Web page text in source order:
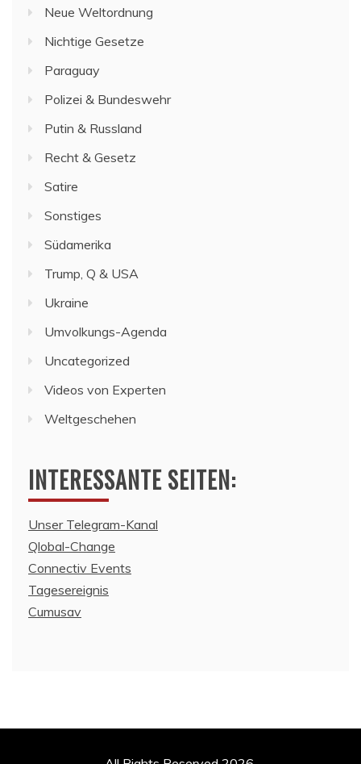
Neue Weltordnung
Nichtige Gesetze
Paraguay
Polizei & Bundeswehr
Putin & Russland
Recht & Gesetz
Satire
Sonstiges
Südamerika
Trump, Q & USA
Ukraine
Umvolkungs-Agenda
Uncategorized
Videos von Experten
Weltgeschehen
INTERESSANTE SEITEN:
Unser Telegram-Kanal
Qlobal-Change
Connectiv Events
Tagesereignis
Cumusav